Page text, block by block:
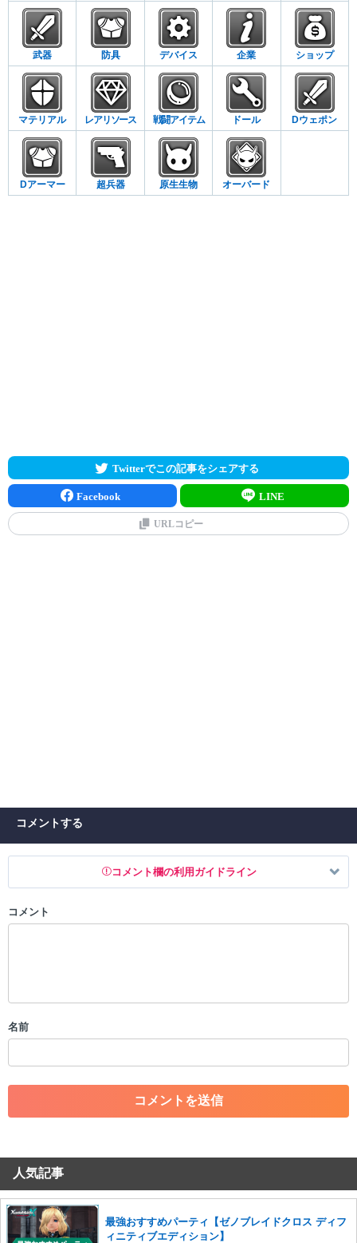
武器 防具 デバイス 企業 ショップ
マテリアル レアリソース 戦闘アイテム ドール Dウェポン
Dアーマー 超兵器 原生生物 オーバード
Twitterでこの記事をシェアする
Facebook LINE
URLコピー
コメントする
コメント欄の利用ガイドライン
以下の書き込みを禁止とし、場合によってはコメント削除や書き込み制
・一度削除された投稿を再び投稿すること
・アカウントの売買など金銭が絡む内容の投稿
・各ゲームのネタバレを含む内容の投稿
・その他、管理者が不適切と判断した投稿
コメントの削除を申請する
せていただきます。ご了承ください。
※一度削除したコメントは復元ができませんのでご注意くだ
さい。
コメント
名前
人気記事
最強おすすめパーティ【ゼノブレイドクロス ディフ
ィニティブエディション】